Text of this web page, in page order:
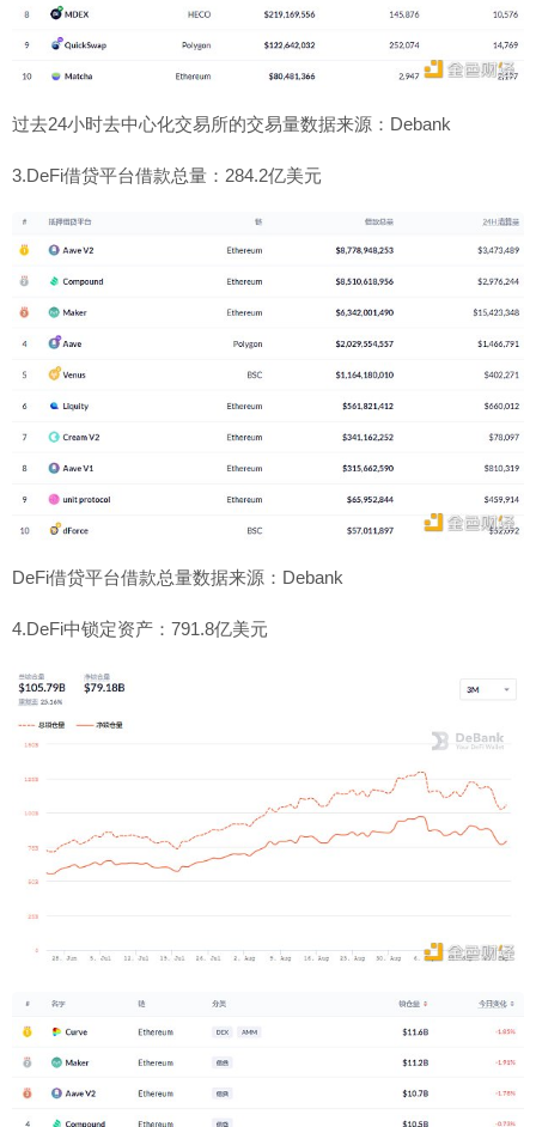
过去24小时去中心化交易所的交易量数据来源：Debank
3.DeFi借贷平台借款总量：284.2亿美元
DeFi借贷平台借款总量数据来源：Debank
4.DeFi中锁定资产：791.8亿美元